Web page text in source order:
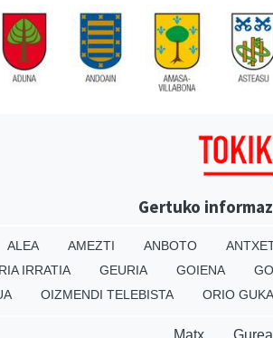
Gertuko
ALEA AMEZTI ANBOTO
IRRATIA GEURIA GOIENA
OIZMENDI TELEBISTA ORIO GUKA
Matx